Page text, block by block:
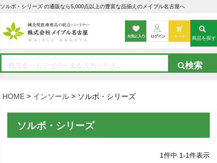
ソルボ・シリーズ の通販なら5,000点以上の豊富な品揃えのメイプル名古屋へ
HOME インソール ソルボ・シリーズ
商品を探す
ソルボ・シリーズ
1件中 1-1件表示